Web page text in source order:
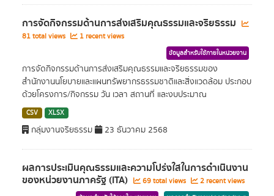
การจัดกิจกรรมด้านการส่งเสริมคุณธรรมและจริยธรรม
81 total views 1 recent views
ข้อมูลสำหรับใช้ภายในหน่วยงาน
การจัดกิจกรรมด้านการส่งเสริมคุณธรรมและจริยธรรมของ
สำนักงานนโยบายและแผนทรัพยากรธรรมชาติและสิ่งแวดล้อม ประกอบ
ด้วยโครงการ/กิจกรรม วัน เวลา สถานที่ และงบประมาณ
CSV XLSX
กลุ่มงานจริยธรรม 23 ธันวาคม 2568
ผลการประเมินคุณธรรมและความโปร่งใสในการดำเนินงาน
ของหน่วยงานภาครัฐ (ITA) 69 total views 2 recent views